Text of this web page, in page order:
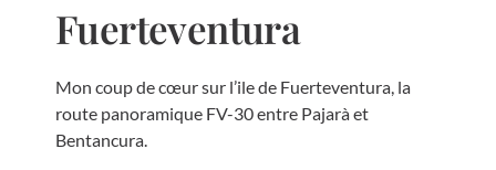
Fuerteventura
Mon coup de cœur sur l’ile de Fuerteventura, la
route panoramique FV-30 entre Pajarà et
Bentancura.